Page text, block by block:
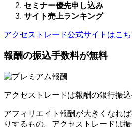
セミナー優先申し込み
サイト売上ランキング
アクセストレード公式サイトはこち
報酬の振込手数料が無料
アクセストレードは報酬の銀行振込
アフィリエイト報酬が大きくなれ
りするもの。アクセストレードは